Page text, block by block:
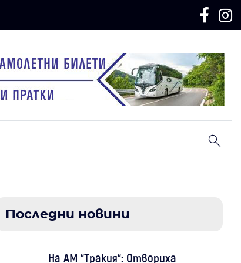
Последни новини
На АМ “Тракия“: Отвориха